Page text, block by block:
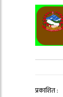
प्रकाशित :